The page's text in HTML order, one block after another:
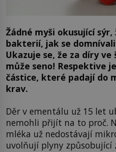
Žádné myši okusující
bakterií, jak se
Ukazuje se, že za díry
může seno! Respektive
částice, které padají do
krav.
Děr v ementálu už 15 let
nemohli přijít na to proč.
mléka už nedostávají
uvolňují plyny způsobující